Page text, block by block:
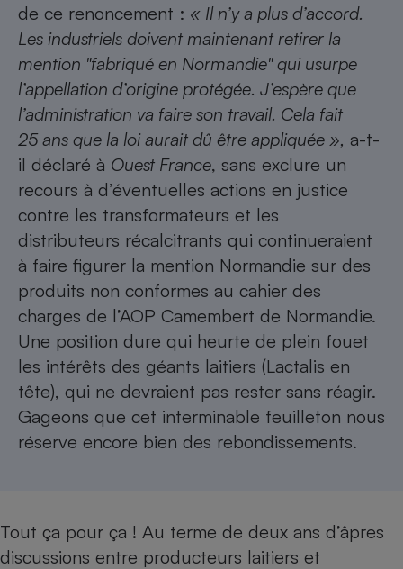
de ce renoncement : « Il n’y a plus d’accord.
Les industriels doivent maintenant retirer la
mention "fabriqué en Normandie" qui usurpe
l’appellation d’origine protégée. J’espère que
l’administration va faire son travail. Cela fait
25 ans que la loi aurait dû être appliquée », a-t-
il déclaré à Ouest France, sans exclure un
recours à d’éventuelles actions en justice
contre les transformateurs et les
distributeurs récalcitrants qui continueraient
à faire figurer la mention Normandie sur des
produits non conformes au cahier des
charges de l’AOP Camembert de Normandie.
Une position dure qui heurte de plein fouet
les intérêts des géants laitiers (Lactalis en
tête), qui ne devraient pas rester sans réagir.
Gageons que cet interminable feuilleton nous
réserve encore bien des rebondissements.
Tout ça pour ça ! Au terme de deux ans d’âpres
discussions entre producteurs laitiers et
Plaque de cuisson à
induction
Climatiseur -
Ventilateur
Téléphone mobile -
Smartphone
Antivirus
Climatiseur -
Ventilateur